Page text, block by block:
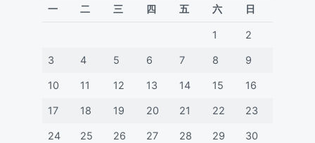
一 二 三 四 五 六 日
1 2
3 4 5 6 7 8 9
10 11 12 13 14 15 16
17 18 19 20 21 22 23
24 25 26 27 28 29 30